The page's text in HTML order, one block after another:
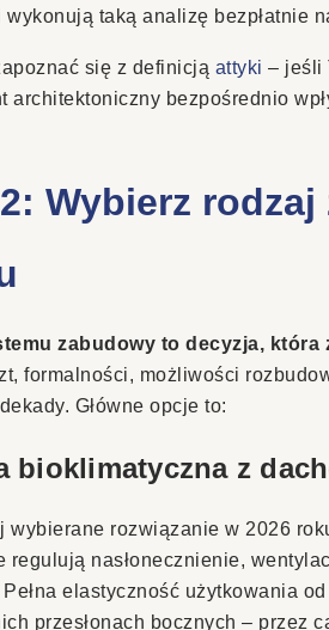
wykonują taką analizę bezpłatnie
się z definicją attyki – jeśli
architektoniczny bezpośrednio
Wybierz
zabudowy to decyzja, która
formalności, możliwości
Główne opcje to:
bioklimatyczna z
wybierane rozwiązanie w 2026
regulują nasłonecznienie,
elastyczność użytkowania
przesłonach bocznych – przez